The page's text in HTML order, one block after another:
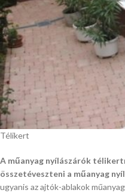
Télikert
A műanyag nyílászárók
összetéveszteni a műanyag
ugyanis az ajtók-ablakok